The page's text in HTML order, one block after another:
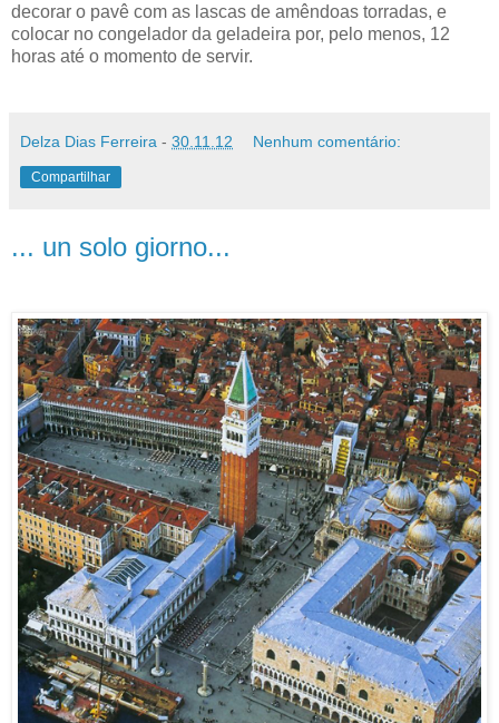
decorar o pavê com as lascas de amêndoas torradas, e
colocar no congelador da geladeira por, pelo menos, 12
horas até o momento de servir.
Delza Dias Ferreira - 30.11.12 Nenhum comentário:
Compartilhar
... un solo giorno...